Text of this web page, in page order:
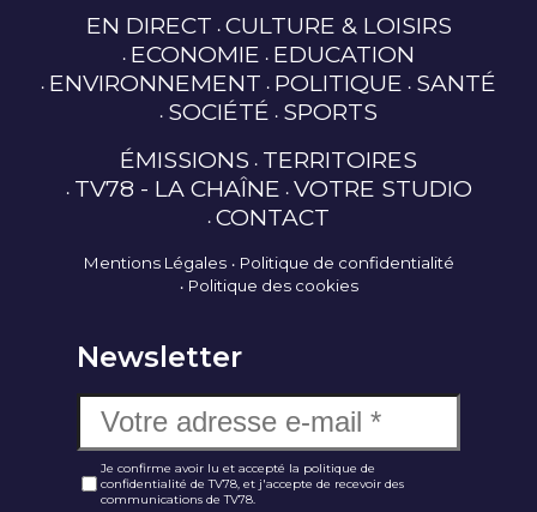
EN DIRECT CULTURE & LOISIRS
ECONOMIE EDUCATION
ENVIRONNEMENT POLITIQUE SANTÉ
SOCIÉTÉ SPORTS
ÉMISSIONS TERRITOIRES
TV78 - LA CHAÎNE VOTRE STUDIO
CONTACT
Mentions Légales
Politique de confidentialité
Politique des cookies
Newsletter
Je confirme avoir lu et accepté la politique de
confidentialité de TV78, et j'accepte de recevoir des
communications de TV78.